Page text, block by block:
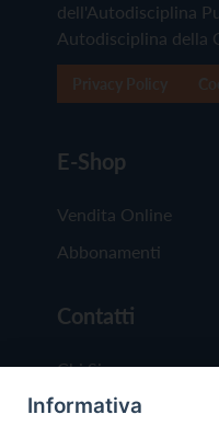
dell'Autodisciplina
Autodisciplina della
E-Shop
Vendita Online
Abbonamenti
Contatti
Chi Siamo
Redazione
Informativa